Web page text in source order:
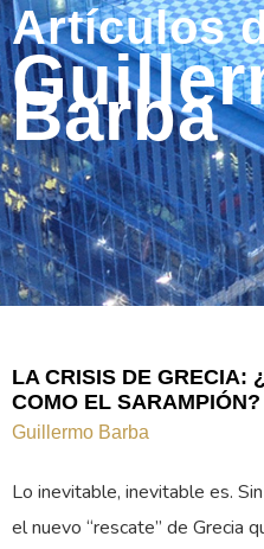
Artículos
Barba
LA CRISIS DE GRECIA:
COMO EL SARAMPIÓN?
Guillermo Barba
Lo inevitable, inevitable es.
el nuevo “rescate” de Grecia